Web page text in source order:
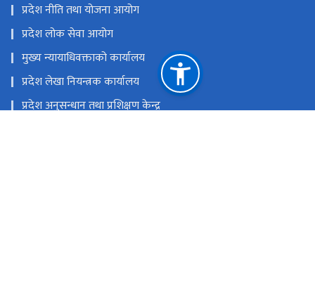
प्रदेश नीति तथा योजना आयोग
प्रदेश लोक सेवा आयोग
मुख्य न्यायाधिवक्ताको कार्यालय
प्रदेश लेखा नियन्त्रक कार्यालय
प्रदेश अनुसन्धान तथा प्रशिक्षण केन्द्र